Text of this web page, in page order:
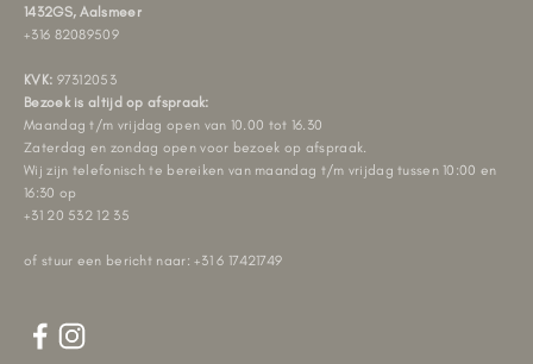
1432GS, Aalsmeer
+316 82089509
KVK: 97312053
Bezoek is altijd op afspraak:
Maandag t/m vrijdag open van 10.00 tot 16.30
Zaterdag en zondag open voor bezoek op afspraak.
Wij zijn telefonisch te bereiken van maandag t/m vrijdag tussen 10:00 en
16:30 op
+31 20 532 12 35
of stuur een bericht naar: +31 6 17421749